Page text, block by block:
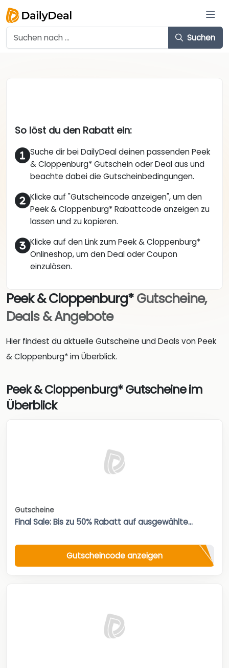
Suchen
So löst du den Rabatt ein:
Suche dir bei DailyDeal deinen passenden Peek
& Cloppenburg* Gutschein oder Deal aus und
beachte dabei die Gutscheinbedingungen.
Klicke auf "Gutscheincode anzeigen", um den
Peek & Cloppenburg* Rabattcode anzeigen zu
lassen und zu kopieren.
Klicke auf den Link zum Peek & Cloppenburg*
Onlineshop, um den Deal oder Coupon
einzulösen.
Peek & Cloppenburg*Gutscheine,
Deals & Angebote
Hier findest du aktuelle Gutscheine und Deals von Peek
& Cloppenburg* im Überblick.
Peek & Cloppenburg* Gutscheine im
Überblick
Gutscheine
Final Sale: Bis zu 50% Rabatt auf ausgewählte...
Gutscheincode anzeigen